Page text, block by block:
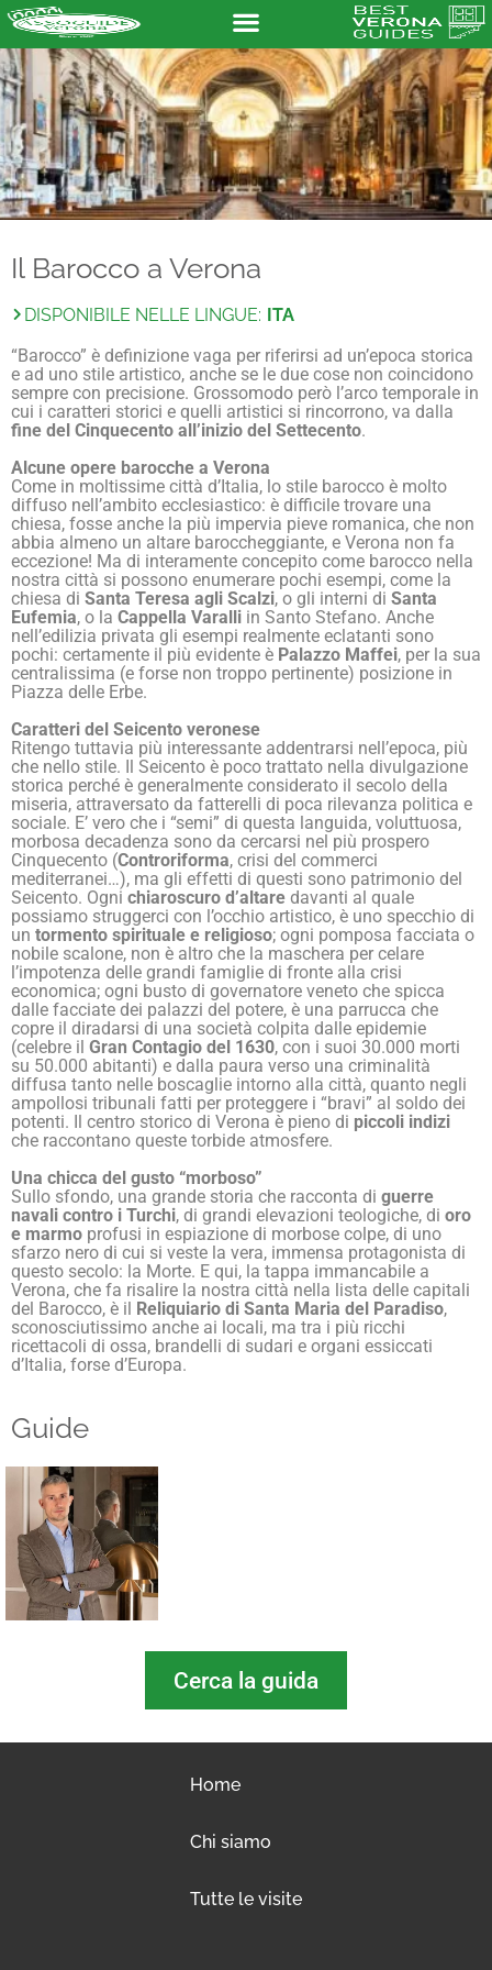
Il Barocco a Verona
DISPONIBILE NELLE LINGUE: ITA
“Barocco” è definizione vaga per riferirsi ad un’epoca storica
e ad uno stile artistico, anche se le due cose non coincidono
sempre con precisione. Grossomodo però l’arco temporale in
cui i caratteri storici e quelli artistici si rincorrono, va dalla
fine del Cinquecento all’inizio del Settecento.
Alcune opere barocche a Verona
Come in moltissime città d’Italia, lo stile barocco è molto
diffuso nell’ambito ecclesiastico: è difficile trovare una
chiesa, fosse anche la più impervia pieve romanica, che non
abbia almeno un altare baroccheggiante, e Verona non fa
eccezione! Ma di interamente concepito come barocco nella
nostra città si possono enumerare pochi esempi, come la
chiesa di Santa Teresa agli Scalzi, o gli interni di Santa
Eufemia, o la Cappella Varalli in Santo Stefano. Anche
nell’edilizia privata gli esempi realmente eclatanti sono
pochi: certamente il più evidente è Palazzo Maffei, per la sua
centralissima (e forse non troppo pertinente) posizione in
Piazza delle Erbe.
Caratteri del Seicento veronese
Ritengo tuttavia più interessante addentrarsi nell’epoca, più
che nello stile. Il Seicento è poco trattato nella divulgazione
storica perché è generalmente considerato il secolo della
miseria, attraversato da fatterelli di poca rilevanza politica e
sociale. E’ vero che i “semi” di questa languida, voluttuosa,
morbosa decadenza sono da cercarsi nel più prospero
Cinquecento (Controriforma, crisi del commerci
mediterranei…), ma gli effetti di questi sono patrimonio del
Seicento. Ogni chiaroscuro d’altare davanti al quale
possiamo struggerci con l’occhio artistico, è uno specchio di
un tormento spirituale e religioso; ogni pomposa facciata o
nobile scalone, non è altro che la maschera per celare
l’impotenza delle grandi famiglie di fronte alla crisi
economica; ogni busto di governatore veneto che spicca
dalle facciate dei palazzi del potere, è una parrucca che
copre il diradarsi di una società colpita dalle epidemie
(celebre il Gran Contagio del 1630, con i suoi 30.000 morti
su 50.000 abitanti) e dalla paura verso una criminalità
diffusa tanto nelle boscaglie intorno alla città, quanto negli
ampollosi tribunali fatti per proteggere i “bravi” al soldo dei
potenti. Il centro storico di Verona è pieno di piccoli indizi
che raccontano queste torbide atmosfere.
Una chicca del gusto “morboso”
Sullo sfondo, una grande storia che racconta di guerre
navali contro i Turchi, di grandi elevazioni teologiche, di oro
e marmo profusi in espiazione di morbose colpe, di uno
sfarzo nero di cui si veste la vera, immensa protagonista di
questo secolo: la Morte. E qui, la tappa immancabile a
Verona, che fa risalire la nostra città nella lista delle capitali
del Barocco, è il Reliquiario di Santa Maria del Paradiso,
sconosciutissimo anche ai locali, ma tra i più ricchi
ricettacoli di ossa, brandelli di sudari e organi essiccati
d’Italia, forse d’Europa.
Guide
Cerca la guida
Home
Chi siamo
Tutte le visite